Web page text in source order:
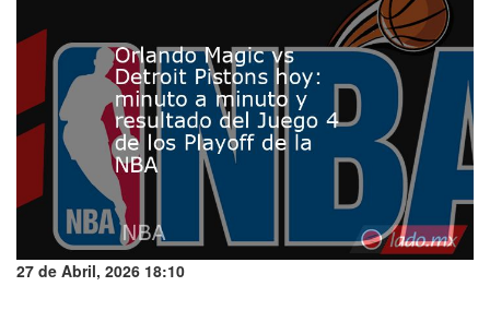
27 de Abril, 2026 18:10